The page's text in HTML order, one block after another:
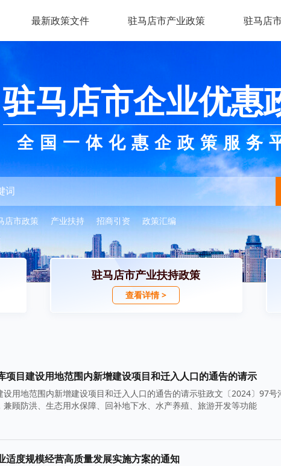
最新政策文件 驻马店市产业政策 驻马店
驻马店市企业优惠
全国一体化惠企政策服务
店市政策 产业扶持 招商引资 政策汇编
驻马店市产业扶持政策
查看详情 >
目建设用地范围内新增建设项目和迁入人口的通告的请示
用地范围内新增建设项目和迁入人口的通告的请示驻政文〔2024〕97号
顾防洪、生态用水保障、回补地下水、水产养殖、旅游开发等功能
度规模经营高质量发展实施方案的通知